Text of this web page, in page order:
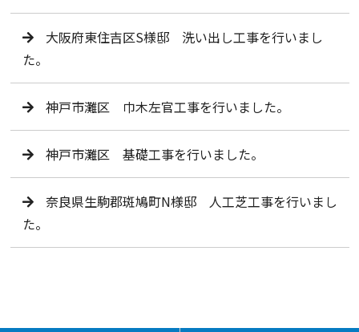
大阪府東住吉区S様邸 洗い出し工事を行いまし
た。
神戸市灘区 巾木左官工事を行いました。
神戸市灘区 基礎工事を行いました。
奈良県生駒郡斑鳩町N様邸 人工芝工事を行いまし
た。